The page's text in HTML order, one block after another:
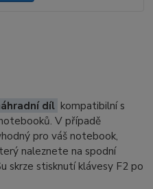
díl kompatibilní s
V případě
pro váš notebook,
naleznete na spodní
skrze stisknutí klávesy F2 po